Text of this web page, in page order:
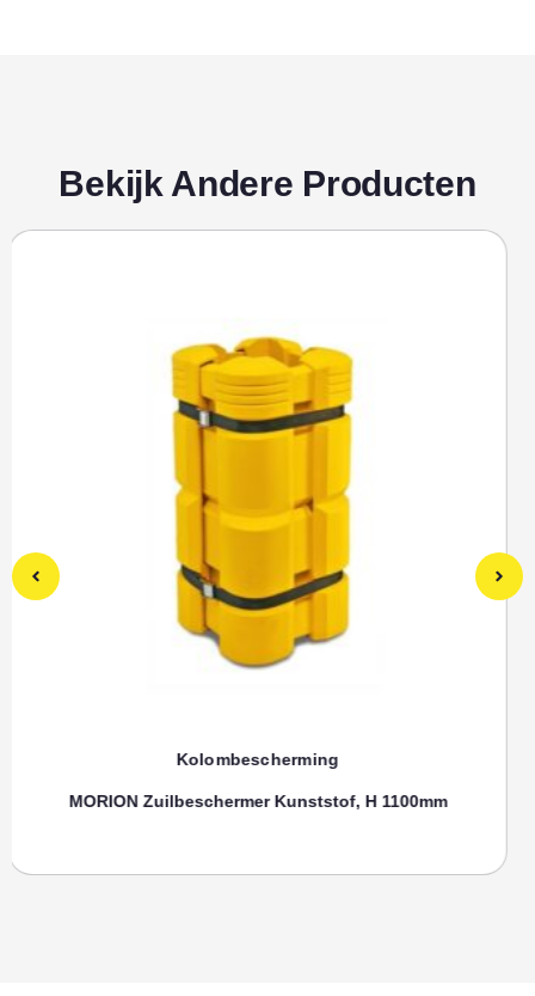
Bekijk Andere Producten
Kolombescherming
Toebehoren, SPANRIEM MORION Zuilenbeschermer